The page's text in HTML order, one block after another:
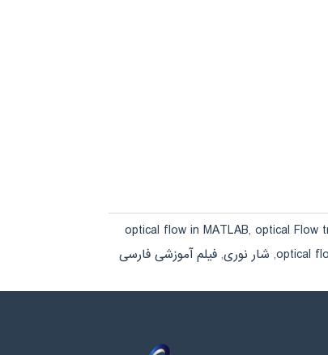
optical flow in MATLAB, optical Flow
, شار نوری,فیلم آموزشی فارسی